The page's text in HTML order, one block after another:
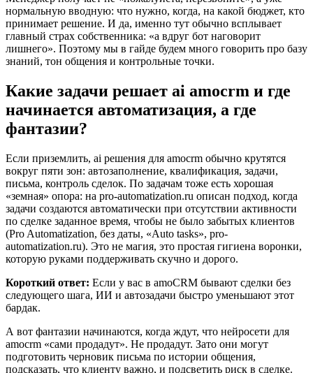
нормальную вводную: что нужно, когда, на какой бюджет, кто
принимает решение. И да, именно тут обычно всплывает
главный страх собственника: «а вдруг бот наговорит
лишнего». Поэтому мы в гайде будем много говорить про базу
знаний, тон общения и контрольные точки.
Какие задачи решает ai amocrm и где
начинается автоматизация, а где
фантазии?
Если приземлить, ai решения для amocrm обычно крутятся
вокруг пяти зон: автозаполнение, квалификация, задачи,
письма, контроль сделок. По задачам тоже есть хорошая
«земная» опора: на pro-automatization.ru описан подход, когда
задачи создаются автоматически при отсутствии активности
по сделке заданное время, чтобы не было забытых клиентов
(Pro Automatization, без даты, «Auto tasks», pro-
automatization.ru). Это не магия, это простая гигиена воронки,
которую руками поддерживать скучно и дорого.
Короткий ответ: Если у вас в amoCRM бывают сделки без
следующего шага, ИИ и автозадачи быстро уменьшают этот
бардак.
А вот фантазии начинаются, когда ждут, что нейросети для
amocrm «сами продадут». Не продадут. Зато они могут
подготовить черновик письма по истории общения,
подсказать, что клиенту важно, и подсветить риск в сделке.